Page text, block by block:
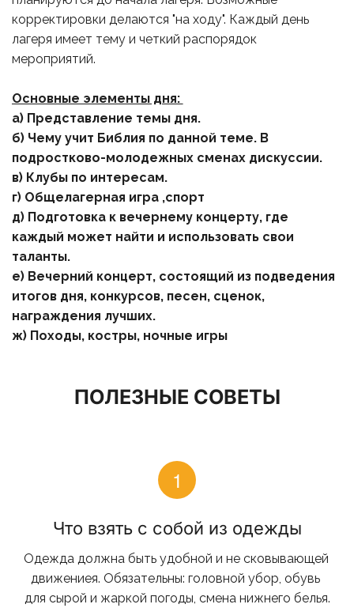
корректировки делаются "на ходу". Каждый день
лагеря имеет тему и четкий распорядок
мероприятий.
Основные элементы дня:
а) Представление темы дня.
б) Чему учит Библия по данной теме. В
подростково-молодежных сменах дискуссии.
в) Клубы по интересам.
г) Общелагерная игра ,спорт
д) Подготовка к вечернему концерту, где
каждый может найти и использовать свои
таланты.
е) Вечерний концерт, состоящий из подведения
итогов дня, конкурсов, песен, сценок,
награждения лучших.
ж) Походы, костры, ночные игры
ПОЛЕЗНЫЕ СОВЕТЫ
Что взять с собой из одежды
Одежда должна быть удобной и не сковывающей
движениея. Обязательны: головной убор, обувь
для сырой и жаркой погоды, смена нижнего белья.